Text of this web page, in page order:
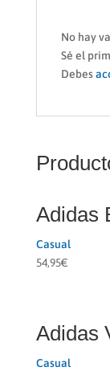
No hay
Sé el
Debes
Adidas
Casual
54,95€
Adidas
Casual